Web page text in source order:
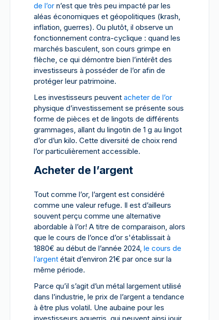
de l’or n’est que très peu impacté par les
aléas économiques et géopolitiques (krash,
inflation, guerres). Ou plutôt, il observe un
fonctionnement contra-cyclique : quand les
marchés basculent, son cours grimpe en
flèche, ce qui démontre bien l’intérêt des
investisseurs à posséder de l’or afin de
protéger leur patrimoine.
Les investisseurs peuvent acheter de l’or
physique d’investissement se présente sous
forme de pièces et de lingots de différents
grammages, allant du lingotin de 1 g au lingot
d’or d’un kilo. Cette diversité de choix rend
l’or particulièrement accessible.
Acheter de l’argent
Tout comme l’or, l’argent est considéré
comme une valeur refuge. Il est d’ailleurs
souvent perçu comme une alternative
abordable à l’or! A titre de comparaison, alors
que le cours de l’once d’or s'établissait à
1880€ au début de l’année 2024, le cours de
l’argent était d’environ 21€ par once sur la
même période.
Parce qu’il s’agit d’un métal largement utilisé
dans l’industrie, le prix de l’argent a tendance
à être plus volatil. Une aubaine pour les